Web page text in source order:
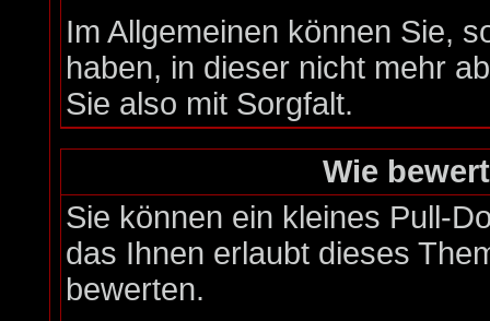
Im Allgemeinen können Sie,
haben, in dieser nicht mehr
Sie also mit Sorgfalt.
Wie
Sie können ein kleines Pull-
das Ihnen erlaubt dieses
bewerten.